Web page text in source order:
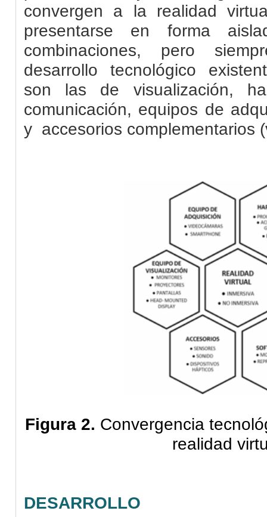
convergen a la realidad
presentarse en forma
combinaciones, pero
desarrollo tecnológico
son las de visualización,
comunicación, equipos de
y accesorios complementarios
Figura 2. Convergencia
realidad
DESARROLLO